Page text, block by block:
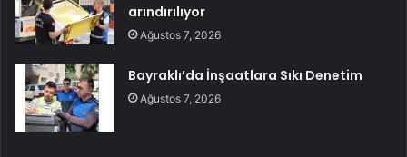
arındırılıyor
Ağustos 7, 2026
Bayraklı’da İnşaatlara Sıkı Denetim
Ağustos 7, 2026